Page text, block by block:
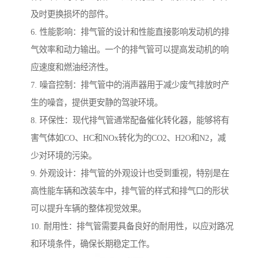
及时更换损坏的部件。
6. 性能影响：排气管的设计和性能直接影响发动机的排
气效率和动力输出。一个的排气管可以提高发动机的响
应速度和燃油经济性。
7. 噪音控制：排气管中的消声器用于减少废气排放时产
生的噪音，提供更安静的驾驶环境。
8. 环保性：现代排气管通常配备催化转化器，能够将有
害气体如CO、HC和NOx转化为的CO2、H2O和N2，减
少对环境的污染。
9. 外观设计：排气管的外观设计也受到重视，特别是在
高性能车辆和改装车中，排气管的样式和排气口的形状
可以提升车辆的整体视觉效果。
10. 耐用性：排气管需要具备良好的耐用性，以应对路况
和环境条件，确保长期稳定工作。